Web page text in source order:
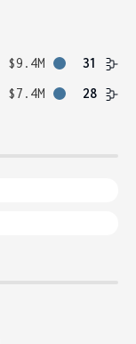
$9.4M
31
$7.4M 28